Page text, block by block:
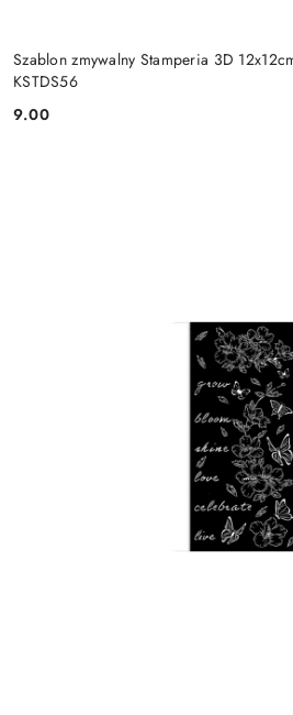
Szablon zmywalny Stamperia 3D
KSTDS56
Cena:
9.00